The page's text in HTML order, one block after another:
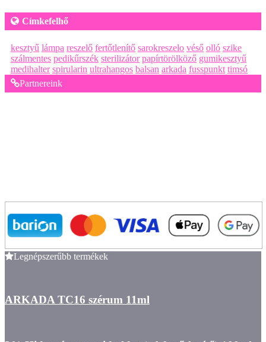
Címkefelhő
kesztyű lámpa reszelő fertőtlenítő sarokreszelo véső olló szike
szálmentes pedikűrszék sterilizátor papírtörölköző gumikesztyű
medihalter spirularin ultrahangos balsan arkada fusspunkt timsó
Partnereink
Legnépszerűbb termékek
ARKADA TC16 szérum 11ml